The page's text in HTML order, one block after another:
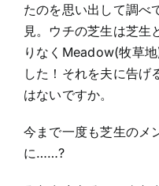
たのを思い出して調べ
見。ウチの芝生は芝生
りなくMeadow(牧草
した！それを夫に告
はないですか。
今まで一度も芝生のメ
に……?